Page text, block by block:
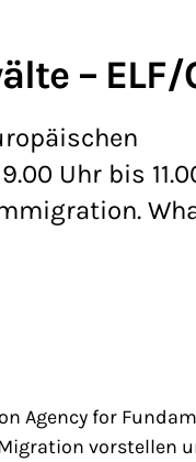
– ELF/
Uhr bis
Agency for
vorstellen